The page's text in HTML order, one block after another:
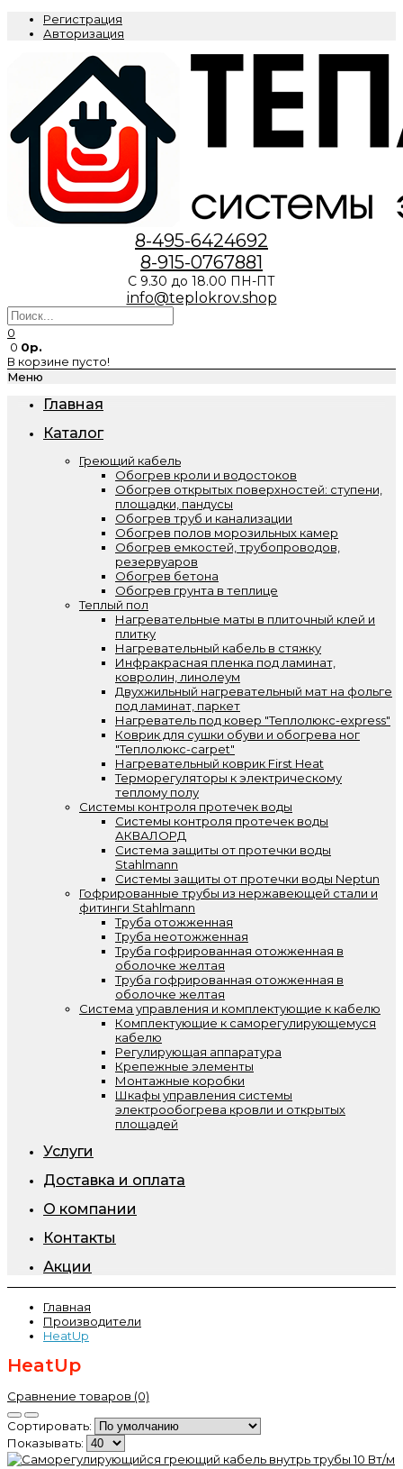
Регистрация
Авторизация
8-495-6424692
8-915-0767881
С 9.30 до 18.00 ПН-ПТ
info@teplokrov.shop
0
0 0р.
В корзине пусто!
Меню
Главная
Каталог
Греющий кабель
Обогрев кроли и водостоков
Обогрев открытых поверхностей: ступени,
площадки, пандусы
Обогрев труб и канализации
Обогрев полов морозильных камер
Обогрев емкостей, трубопроводов,
резервуаров
Обогрев бетона
Обогрев грунта в теплице
Теплый пол
Нагревательные маты в плиточный клей и
плитку
Нагревательный кабель в стяжку
Инфракрасная пленка под ламинат,
ковролин, линолеум
Двухжильный нагревательный мат на фольге
под ламинат, паркет
Нагреватель под ковер "Теплолюкс-express"
Коврик для сушки обуви и обогрева ног
"Теплолюкс-carpet"
Нагревательный коврик First Heat
Терморегуляторы к электрическому
теплому полу
Системы контроля протечек воды
Системы контроля протечек воды
АКВАЛОРД
Система защиты от протечки воды
Stahlmann
Системы защиты от протечки воды Neptun
Гофрированные трубы из нержавеющей стали и
фитинги Stahlmann
Труба отожженная
Труба неотожженная
Труба гофрированная отожженная в
оболочке желтая
Труба гофрированная отожженная в
оболочке желтая
Система управления и комплектующие к кабелю
Комплектующие к саморегулирующемуся
кабелю
Регулирующая аппаратура
Крепежные элементы
Монтажные коробки
Шкафы управления системы
электрообогрева кровли и открытых
площадей
Услуги
Доставка и оплата
О компании
Контакты
Акции
Главная
Производители
HeatUp
HeatUp
Сравнение товаров (0)
Сортировать:
Показывать: